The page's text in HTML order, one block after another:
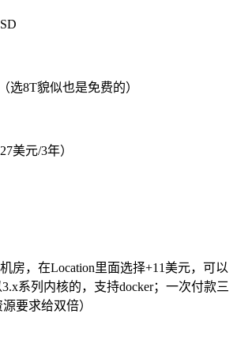
选8T貌似也是免费的）
美元/3年）
机房，在Location里面选择+11美元，可以
系列内核的，支持docker；一次付款三
要求给双倍）